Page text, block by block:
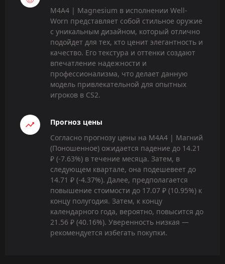
M4A4 | Magnesium в исполнении Well-
Worn представляет собой стильное оружие
с уникальным дизайном, который отлично
подойдет для тех, кто ценит элегантность и
качество. Его текстура и оттенки создают
впечатление надежности и
профессионализма, что делает данную
модель привлекательной для опытных
игроков в CS2.
Прогноз цены
Согласно прогнозу цены на M4A4 | Магний
(Поношенное) ожидается падение до 14.21
₽ (-7.63%) в течение месяца. Затем, в
следующем квартале, она подешевеет до
14.71 ₽ (-4.37%). Далее, предполагается
повышение стоимости до 17.07 ₽ (10.95%) к
концу полугодия. Затем, к концу
календарного года, вероятно, повысится до
21.56 ₽ (40.16%). Уверенность низкая —
рекомендуется избегать покупки.